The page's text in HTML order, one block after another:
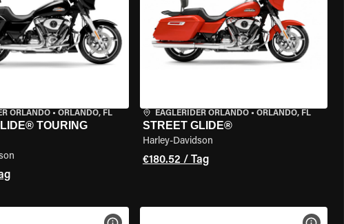
ORLANDO • ORLANDO, FL
TOURING
EAGLERIDER ORLANDO • ORLANDO, FL
STREET GLIDE®
Harley-Davidson
€180.52 / Tag